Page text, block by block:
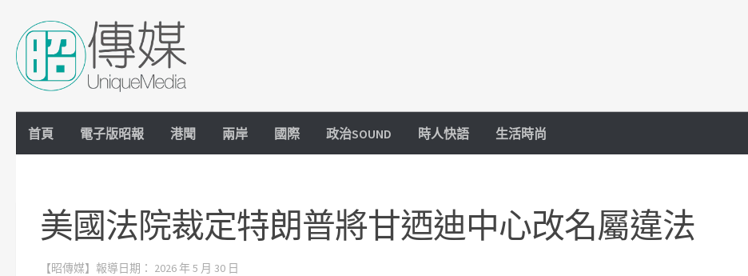
Skip to content
首頁 電子版昭報 港聞 兩岸 國際 政治SOUND 時人快語 生活時尚
美國法院裁定特朗普將甘迺迪中心改名屬違法
【昭傳媒】報導日期： 2026 年 5 月 30 日